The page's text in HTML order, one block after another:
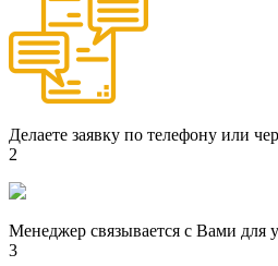
Делаете заявку по телефону или
2
Менеджер связывается с Вами для
3